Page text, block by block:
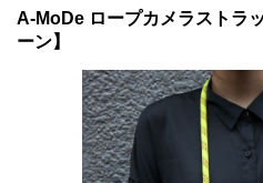
A-MoDe ロープカメラストラ
ーン】